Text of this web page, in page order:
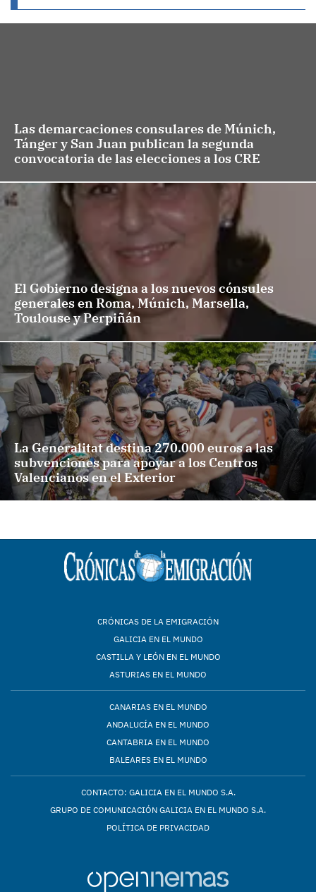
Las demarcaciones consulares de Múnich,
Tánger y San Juan publican la segunda
convocatoria de las elecciones a los CRE
El Gobierno designa a los nuevos cónsules
generales en Roma, Múnich, Marsella,
Toulouse y Perpiñán
La Generalitat destina 270.000 euros a las
subvenciones para apoyar a los Centros
Valencianos en el Exterior
CRÓNICAS DE LA EMIGRACIÓN
GALICIA EN EL MUNDO
CASTILLA Y LEÓN EN EL MUNDO
ASTURIAS EN EL MUNDO
CANARIAS EN EL MUNDO
ANDALUCÍA EN EL MUNDO
CANTABRIA EN EL MUNDO
BALEARES EN EL MUNDO
CONTACTO: GALICIA EN EL MUNDO S.A.
GRUPO DE COMUNICACIÓN GALICIA EN EL MUNDO S.A.
POLÍTICA DE PRIVACIDAD